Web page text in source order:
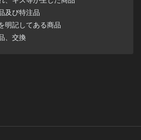
及び特注品
明記してある商品
、交換